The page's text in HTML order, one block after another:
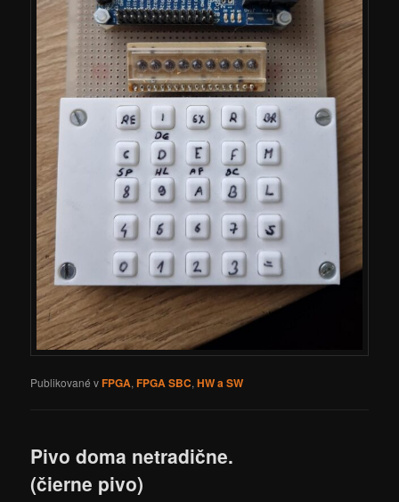
Publikované vFPGA,FPGA SBC,HW a SW
Pivo doma netradične.
(čierne pivo)